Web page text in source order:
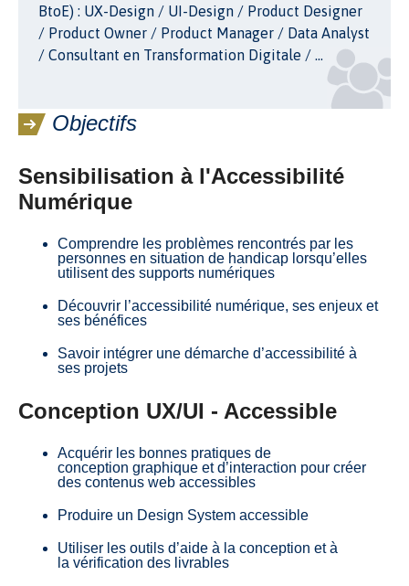
BtoE) : UX-Design / UI-Design / Product Designer
/ Product Owner / Product Manager / Data Analyst
/ Consultant en Transformation Digitale / ...
Objectifs
Sensibilisation à l'Accessibilité
Numérique
Comprendre les problèmes rencontrés par les
personnes en situation de handicap lorsqu’elles
utilisent des supports numériques
Découvrir l’accessibilité numérique, ses enjeux et
ses bénéfices
Savoir intégrer une démarche d’accessibilité à
ses projets
Conception UX/UI - Accessible
Acquérir les bonnes pratiques de
conception graphique et d’interaction pour créer
des contenus web accessibles
Produire un Design System accessible
Utiliser les outils d’aide à la conception et à
la vérification des livrables